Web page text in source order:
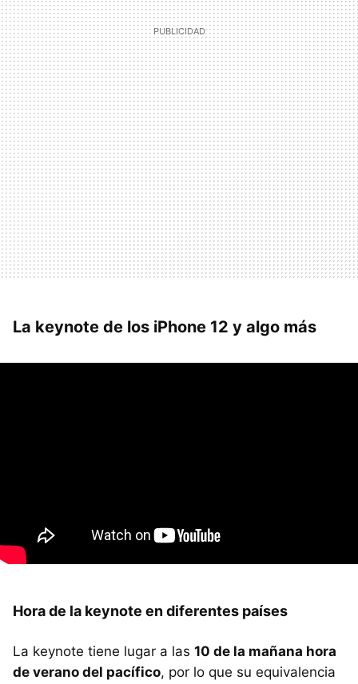
La keynote de los iPhone 12 y algo más
Hora de la keynote en diferentes países
La keynote tiene lugar a las 10 de la mañana hora
de verano del pacífico, por lo que su equivalencia